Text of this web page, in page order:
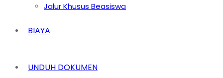
Jalur Khusus Beasiswa
BIAYA
UNDUH DOKUMEN